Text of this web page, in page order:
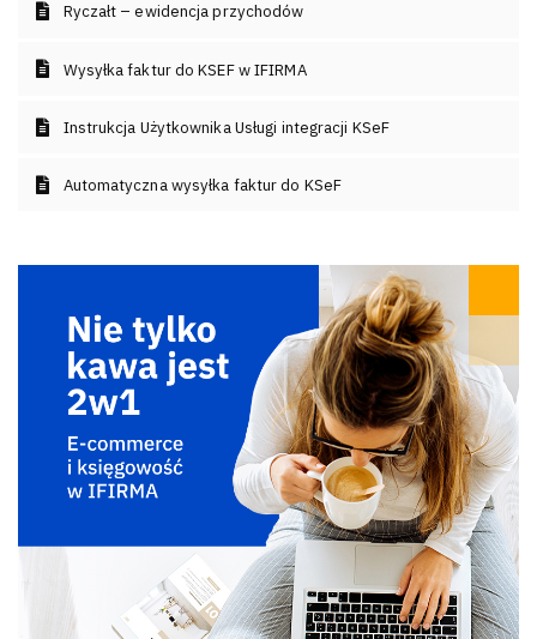
Ryczałt – ewidencja przychodów
Wysyłka faktur do KSEF w IFIRMA
Instrukcja Użytkownika Usługi integracji KSeF
Automatyczna wysyłka faktur do KSeF